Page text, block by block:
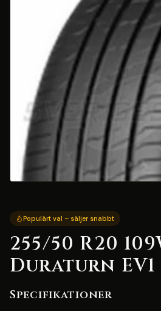
Populärt val – säljer snabbt
255/50 R20
Duraturn EV1
Specifikationer